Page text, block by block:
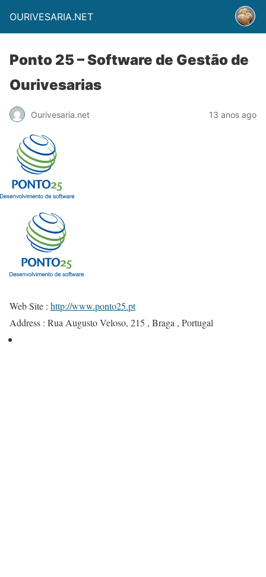
OURIVESARIA.NET
Ponto 25 – Software de Gestão de
Ourivesarias
Ourivesaria.net 13 anos ago
Web Site : http://www.ponto25.pt
Address : Rua Augusto Veloso, 215 , Braga , Portugal